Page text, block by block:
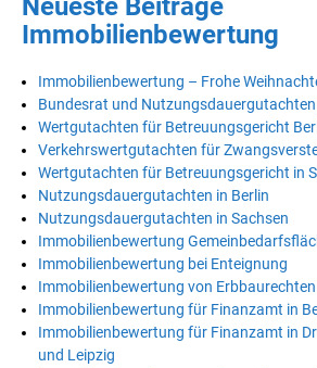
Neueste Beiträge
Immobilienbewertung
Immobilienbewertung – Frohe
Bundesrat und Nutzungsdauergutachten
Wertgutachten für Betreuungsgericht
Verkehrswertgutachten für
Wertgutachten für Betreuungsgericht in
Nutzungsdauergutachten in Berlin
Nutzungsdauergutachten in Sachsen
Immobilienbewertung
Immobilienbewertung bei Enteignung
Immobilienbewertung von Erbbaurechten
Immobilienbewertung für Finanzamt in
Immobilienbewertung für Finanzamt in
und Leipzig